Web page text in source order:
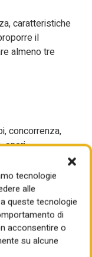
tecnologie
alle
queste tecnologie
di
acconsentire o
su alcune
caratteristiche
il
almeno tre
concorrenza,
oneri
decisione a
viene premiato